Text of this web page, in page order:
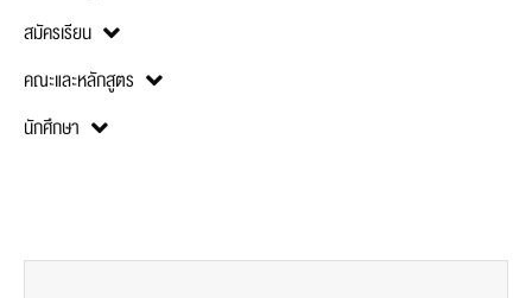
สมัครเรียน
คณะและหลักสูตร
นักศึกษา